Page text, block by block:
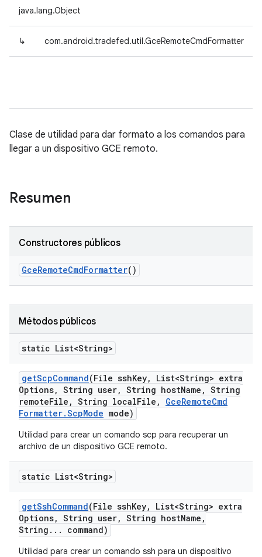
java.lang.Object
↳ com.android.tradefed.util.GceRemoteCmdFormatter
Clase de utilidad para dar formato a los comandos para
llegar a un dispositivo GCE remoto.
Resumen
Constructores públicos
GceRemoteCmdFormatter()
Métodos públicos
static List<String>
getScpCommand(File sshKey,
List<String> extra
Options, String user, String hostName , String
remoteFile , String localFile , GceRemoteCmd
Formatter.ScpMode mode)
Utilidad para crear un comando scp para recuperar un
archivo de un dispositivo GCE remoto.
static List<String>
getSshCommand(File sshKey,
List<String> extra
Options, String user, String hostName ,
String . . . command)
Utilidad para crear un comando ssh para un dispositivo